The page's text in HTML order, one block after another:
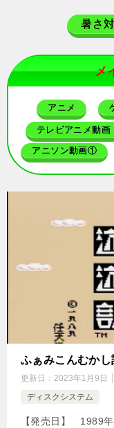
暑さ
メ
アニメ
テレビアニメ動画
アニソン動画①
ふぁみこんむかし
更新日： 2023年1月9日
ディスクシステム
【発売日】 1989